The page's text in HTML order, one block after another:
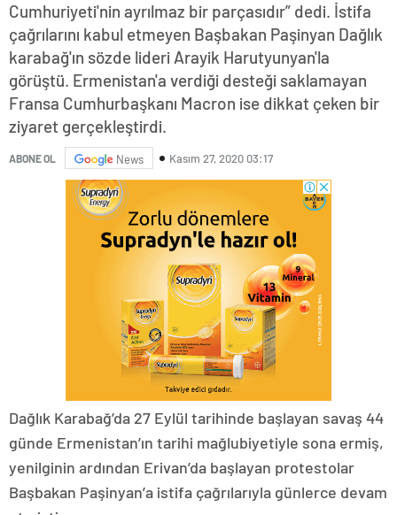
Cumhuriyeti'nin ayrılmaz bir parçasıdır” dedi. İstifa
çağrılarını kabul etmeyen Başbakan Paşinyan Dağlık
karabağ'ın sözde lideri Arayik Harutyunyan'la
görüştü. Ermenistan'a verdiği desteği saklamayan
Fransa Cumhurbaşkanı Macron ise dikkat çeken bir
ziyaret gerçekleştirdi.
ABONE OL News Kasım 27, 2020 03:17
Dağlık Karabağ’da 27 Eylül tarihinde başlayan savaş 44
günde Ermenistan’ın tarihi mağlubiyetiyle sona ermiş,
yenilginin ardından Erivan’da başlayan protestolar
Başbakan Paşinyan’a istifa çağrılarıyla günlerce devam